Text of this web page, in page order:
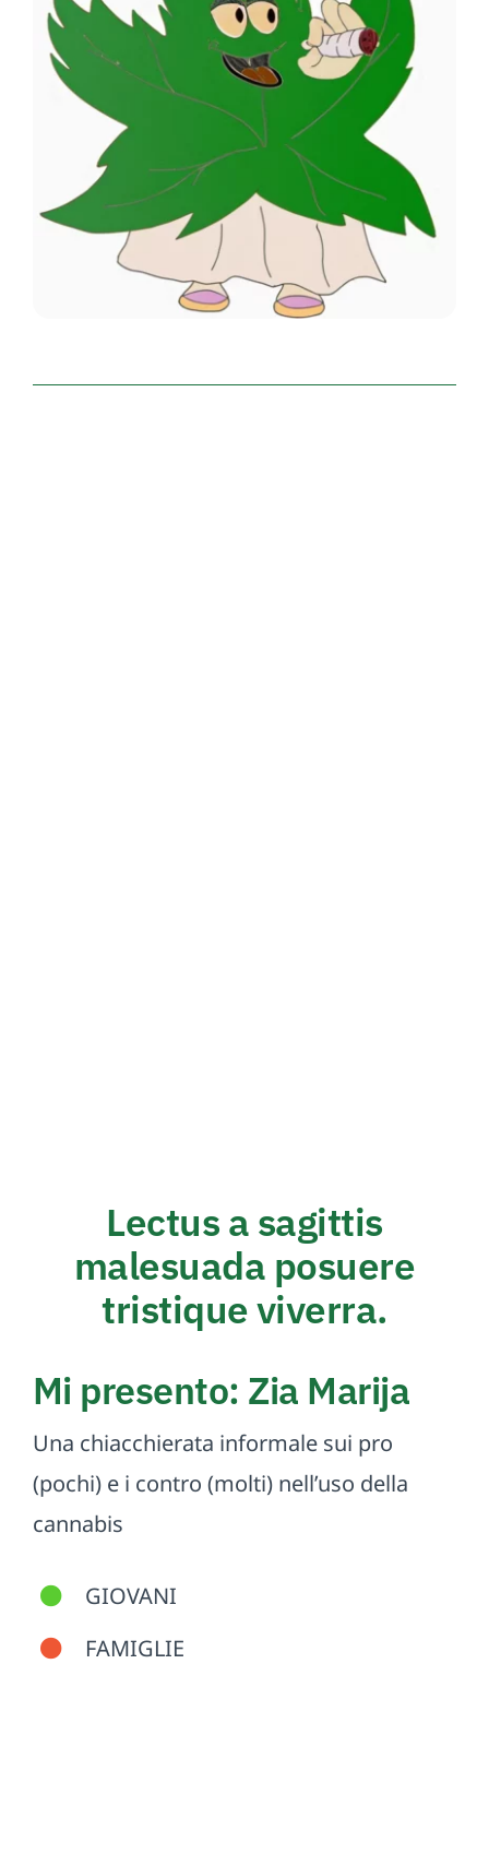
Lectus a sagittis
malesuada posuere
tristique viverra.
Mi presento: Zia Marija
Una chiacchierata informale sui pro
(pochi) e i contro (molti) nell’uso della
cannabis
GIOVANI
FAMIGLIE